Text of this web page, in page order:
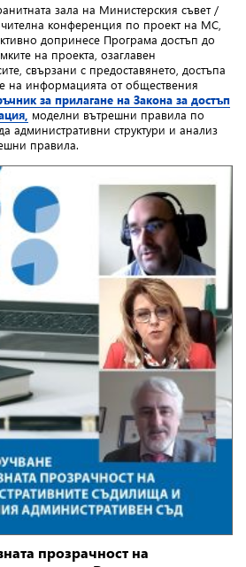
зала на Министерския съвет /
конференция по проект на МС,
допринесе Програма достъп до
на проекта, озаглавен
свързани с предоставянето, достъпа
на информацията от обществения
за прилагане на Закона за достъп
моделни вътрешни правила по
административни структури и анализ
правила.
прозрачност на